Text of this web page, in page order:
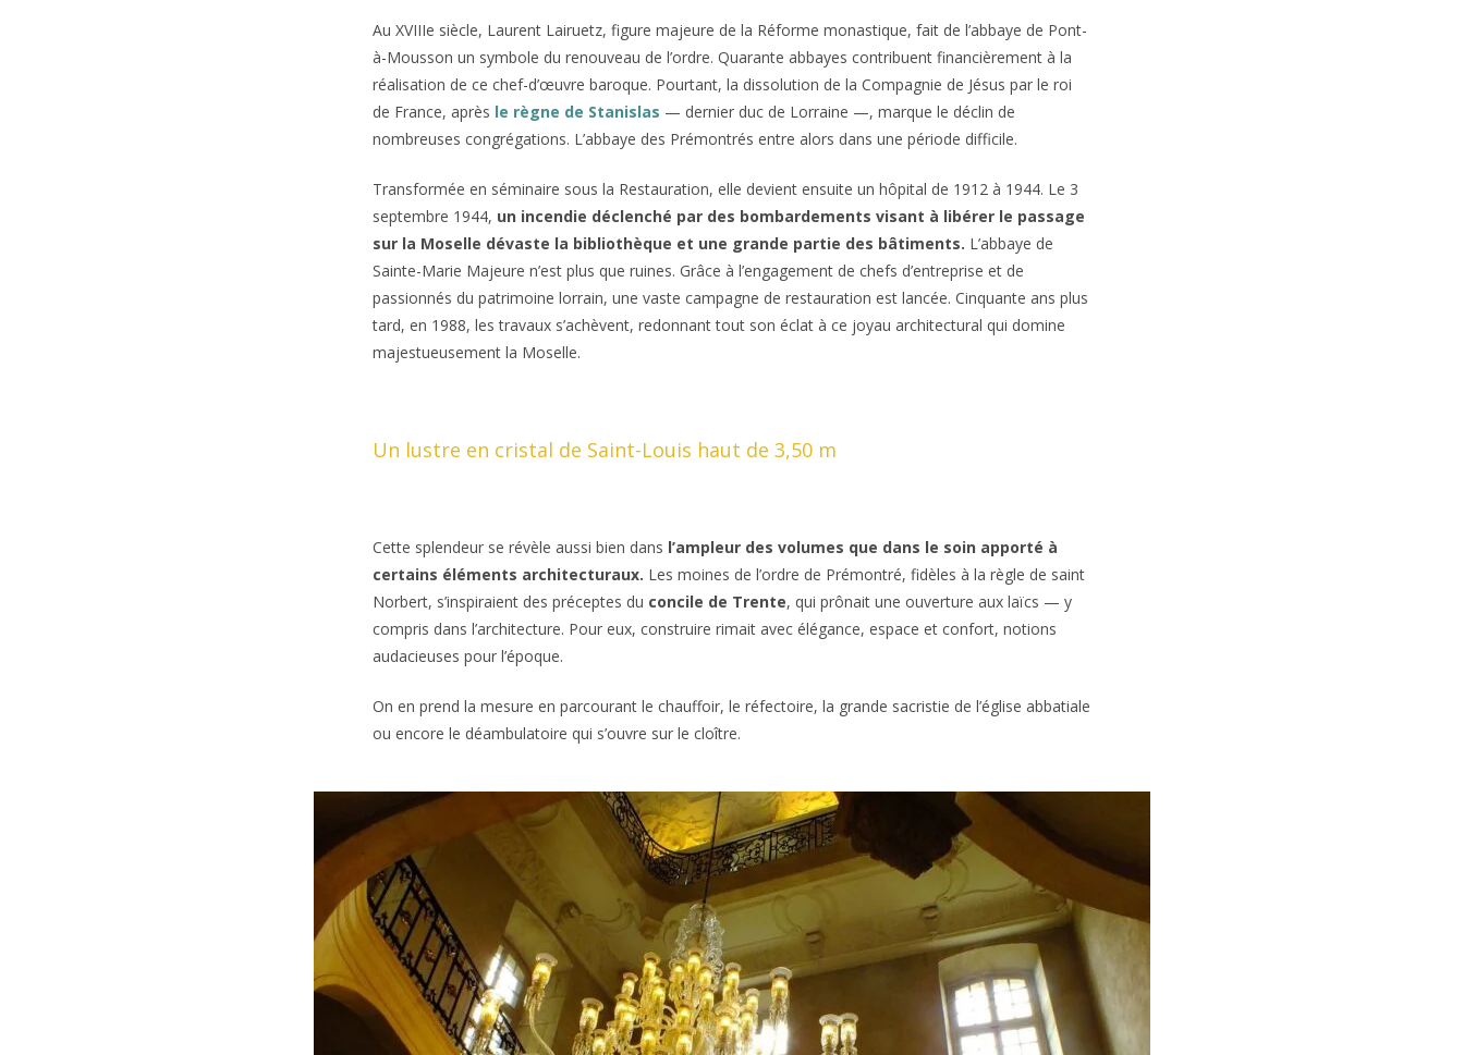
Au XVIIIe siècle, Laurent Lairuetz, figure majeure de la Réforme monastique, fait de l’abbaye de Pont-
à-Mousson un symbole du renouveau de l’ordre. Quarante abbayes contribuent financièrement à la
réalisation de ce chef-d’œuvre baroque. Pourtant, la dissolution de la Compagnie de Jésus par le roi
de France, après le règne de Stanislas — dernier duc de Lorraine —, marque le déclin de
nombreuses congrégations. L’abbaye des Prémontrés entre alors dans une période difficile.
Transformée en séminaire sous la Restauration, elle devient ensuite un hôpital de 1912 à 1944. Le 3
septembre 1944, un incendie déclenché par des bombardements visant à libérer le passage
sur la Moselle dévaste la bibliothèque et une grande partie des bâtiments. L’abbaye de
Sainte-Marie Majeure n’est plus que ruines. Grâce à l’engagement de chefs d’entreprise et de
passionnés du patrimoine lorrain, une vaste campagne de restauration est lancée. Cinquante ans plus
tard, en 1988, les travaux s’achèvent, redonnant tout son éclat à ce joyau architectural qui domine
majestueusement la Moselle.
Un lustre en cristal de Saint-Louis haut de 3,50 m
Cette splendeur se révèle aussi bien dans l’ampleur des volumes que dans le soin apporté à
certains éléments architecturaux. Les moines de l’ordre de Prémontré, fidèles à la règle de saint
Norbert, s’inspiraient des préceptes du concile de Trente, qui prônait une ouverture aux laïcs — y
compris dans l’architecture. Pour eux, construire rimait avec élégance, espace et confort, notions
audacieuses pour l’époque.
On en prend la mesure en parcourant le chauffoir, le réfectoire, la grande sacristie de l’église abbatiale
ou encore le déambulatoire qui s’ouvre sur le cloître.